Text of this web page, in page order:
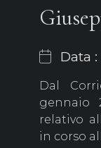
Data :
Dal
gennaio
relativo
in corso